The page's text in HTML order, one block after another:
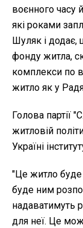
воєнного часу
які роками
Шуляк і додає,
фонду житла,
комплекси по
житло як у
Голова партії
житловій
Україні
"Це житло буде
буде ним
надаватимуть
для неї. Це